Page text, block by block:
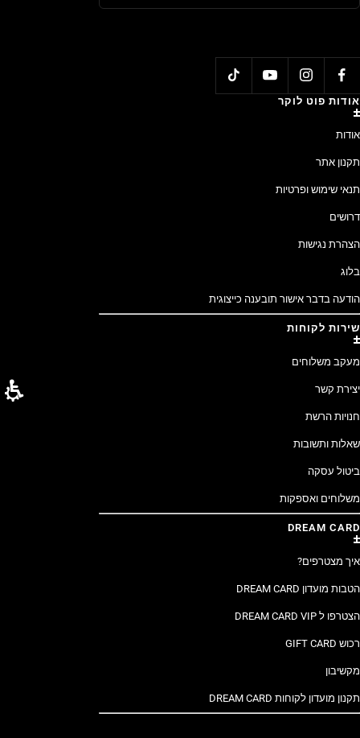
אודות פוט לוקר
אודות
תקנון אתר
תנאי שימוש ופרטיות
דרושים
הצהרת נגישות
בלוג
הודעה בדבר אישור תובענה כייצוגית
שירות לקוחות
מעקב משלוחים
יצירת קשר
חנויות הרשת
שאלות ותשובות
ביטול עסקה
משלוחים ואספקות
DREAM CARD
איך מצטרפים?
הטבות מועדון DREAM CARD
הצטרפו ל DREAM CARD VIP
רכוש GIFT CARD
מקשיבון
תקנון מועדון לקוחות DREAM CARD